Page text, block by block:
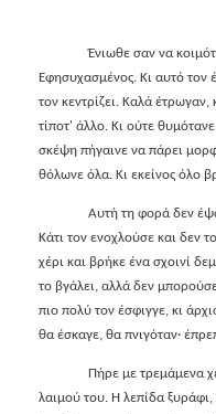
Ένιωθε σαν να
Εφησυχασμένος. Κι αυτό τον
τον κεντρίζει. Καλά
τίποτ' άλλο. Κι ούτε
σκέψη πήγαινε να πάρει
θόλωνε όλα. Κι εκείνος όλο
Αυτή τη φορά δεν
Κάτι τον ενοχλούσε και δεν
χέρι και βρήκε ένα σχοινί
το βγάλει, αλλά δεν
πιο πολύ τον έσφιγγε, κι
θα έσκαγε, θα πνιγόταν·
Πήρε με τρεμάμενα
λαιμού του. Η λεπίδα ξυράφι,